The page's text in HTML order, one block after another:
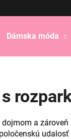
Dámska móda
a